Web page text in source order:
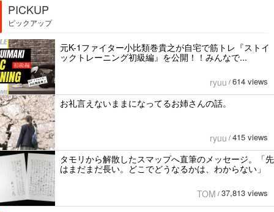
PICKUP
ピックアップ
元K-1ファイター小比類巻貴之が自宅で筋トレ『ストイ
ックトレーニング初級編』を公開！！みんなで...
ryuu / 614 views
お礼言えないままになってるお姉さんの話。
ryuu / 415 views
タモリから解散したスマップへ直筆のメッセージ。「先
はまだまだ長い。どこでどうなるかは、わからない」
TOM / 37,813 views